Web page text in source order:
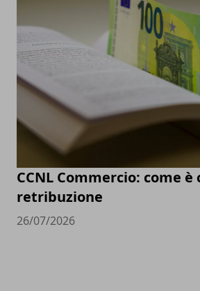
CCNL Commercio: come
retribuzione
26/07/2026